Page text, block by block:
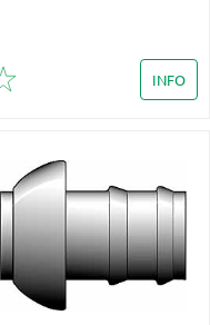
Lägg till i favoriter
INFO